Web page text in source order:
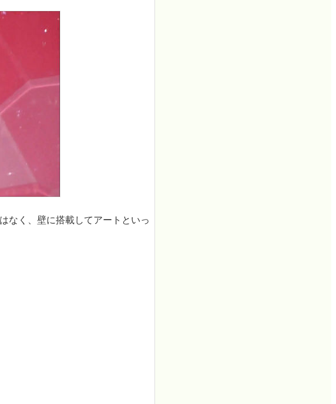
なく、壁に搭載してアートといっ